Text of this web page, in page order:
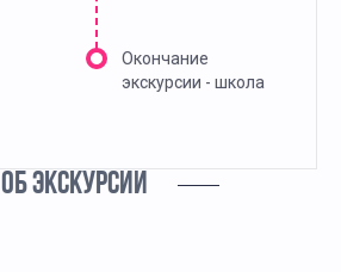
Окончание
экскурсии - школа
ОБ ЭКСКУРСИИ